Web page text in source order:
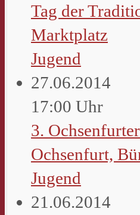
Tag der
Marktplatz
Jugend
27.06.2014
17:00 Uhr
3.
Ochsenfurt,
Jugend
21.06.2014